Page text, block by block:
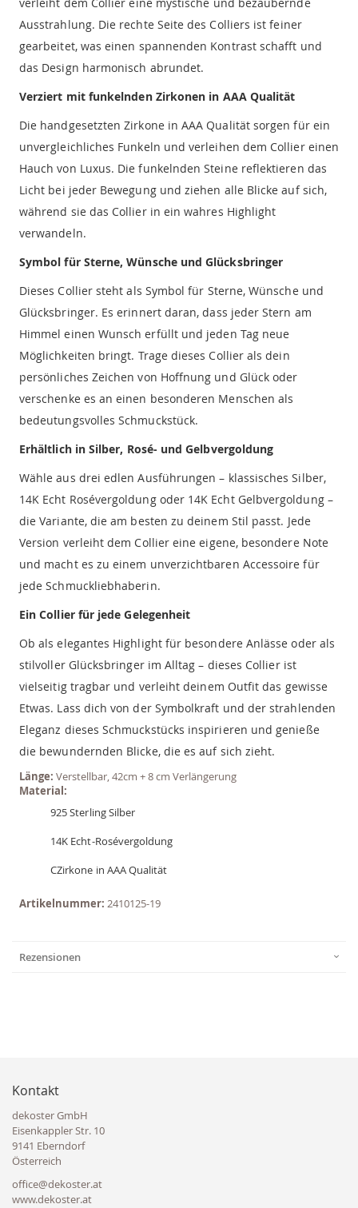
Ausstrahlung. Die rechte Seite des Colliers ist feiner
gearbeitet, was einen spannenden Kontrast schafft und
das Design harmonisch abrundet.
Verziert mit funkelnden Zirkonen in AAA Qualität
Die handgesetzten Zirkone in AAA Qualität sorgen für ein
unvergleichliches Funkeln und verleihen dem Collier einen
Hauch von Luxus. Die funkelnden Steine reflektieren das
Licht bei jeder Bewegung und ziehen alle Blicke auf sich,
während sie das Collier in ein wahres Highlight
verwandeln.
Symbol für Sterne, Wünsche und Glücksbringer
Dieses Collier steht als Symbol für Sterne, Wünsche und
Glücksbringer. Es erinnert daran, dass jeder Stern am
Himmel einen Wunsch erfüllt und jeden Tag neue
Möglichkeiten bringt. Trage dieses Collier als dein
persönliches Zeichen von Hoffnung und Glück oder
verschenke es an einen besonderen Menschen als
bedeutungsvolles Schmuckstück.
Erhältlich in Silber, Rosé- und Gelbvergoldung
Wähle aus drei edlen Ausführungen – klassisches Silber,
14K Echt Rosévergoldung oder 14K Echt Gelbvergoldung –
die Variante, die am besten zu deinem Stil passt. Jede
Version verleiht dem Collier eine eigene, besondere Note
und macht es zu einem unverzichtbaren Accessoire für
jede Schmuckliebhaberin.
Ein Collier für jede Gelegenheit
Ob als elegantes Highlight für besondere Anlässe oder als
stilvoller Glücksbringer im Alltag – dieses Collier ist
vielseitig tragbar und verleiht deinem Outfit das gewisse
Etwas. Lass dich von der Symbolkraft und der strahlenden
Eleganz dieses Schmuckstücks inspirieren und genieße
die bewundernden Blicke, die es auf sich zieht.
Länge: Verstellbar, 42cm + 8 cm Verlängerung
Material:
925 Sterling Silber
14K Echt-Rosévergoldung
CZirkone in AAA Qualität
Artikelnummer: 2410125-19
Rezensionen
Kontakt
dekoster GmbH
Eisenkappler Str. 10
9141 Eberndorf
Österreich
office@dekoster.at
www.dekoster.at